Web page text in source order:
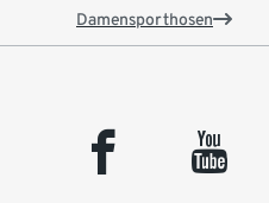
Damensporthosen
facebook youtube